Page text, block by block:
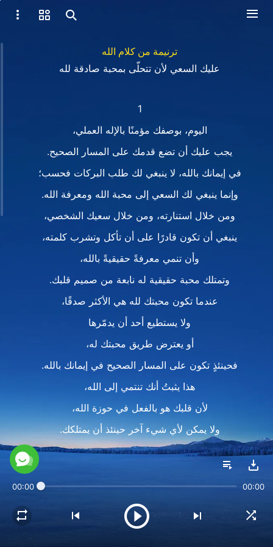
ترنيمة من كلام الله
عليك السعي لأن تتحلّى بمحبة صادقة لله
1
اليوم، بوصفك مؤمنًا بالإله العملي،
يجب عليك أن تضع قدمك على المسار الصحيح.
في إيمانك بالله، لا ينبغي لك طلب البركات فحسب؛
وإنما ينبغي لك السعي إلى محبة الله ومعرفة الله.
ومن خلال استنارته، ومن خلال سعيك الشخصي،
ينبغي أن تكون قادرًا على أن تأكل وتشرب كلمته،
وأن تنمي معرفةً حقيقيةً بالله،
وتمتلك محبة حقيقية له نابعة من صميم قلبك.
عندما تكون محبتك لله هي الأكثر صدقًا،
ولا يستطيع أحد أن يدمّرها
أو يعترض طريق محبتك له،
فحينئذٍ تكون على المسار الصحيح في إيمانك بالله.
هذا يثبتُ أنك تنتمي إلى الله،
لأن قلبك هو بالفعل في حوزة الله،
ولا يمكن لأي شيء آخر حينئذ أن يمتلكك.
2
من خلال اختبارك، ومن خلال الثمن الذي دفعته،
تكون قادرًا على تنمية محبة عفوية لله؛
00:00 00:00